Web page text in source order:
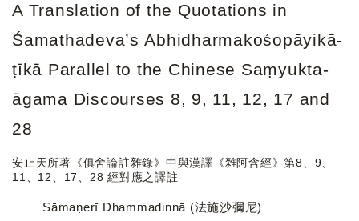
A Translation of the Quotations in
Śamathadeva’s Abhidharmakośopāyikā-
ṭīkā Parallel to the Chinese Saṃyukta-
āgama Discourses 8, 9, 11, 12, 17 and
28
安止天所著《俱舍論註雜錄》中與漢譯《雜阿含經》第8、9、
11、12、17、28 經對應之譯註
Sāmaṇerī Dhammadinnā (法施沙彌尼)